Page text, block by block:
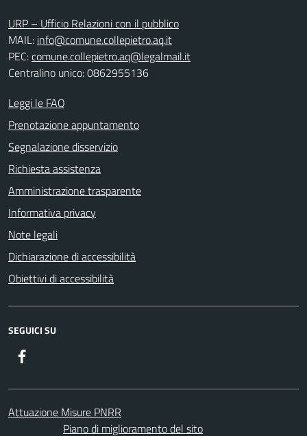
URP – Ufficio Relazioni con il pubblico
MAIL: info@comune.collepietro.aq.it
PEC:comune.collepietro.aq@legalmail.it
Centralino unico: 0862955136
Leggi le FAQ
Prenotazione appuntamento
Segnalazione disservizio
Richiesta assistenza
Amministrazione trasparente
Informativa privacy
Note legali
Dichiarazione di accessibilità
Obiettivi di accessibilità
SEGUICI SU
Attuazione Misure PNRR
Piano di miglioramento del sito